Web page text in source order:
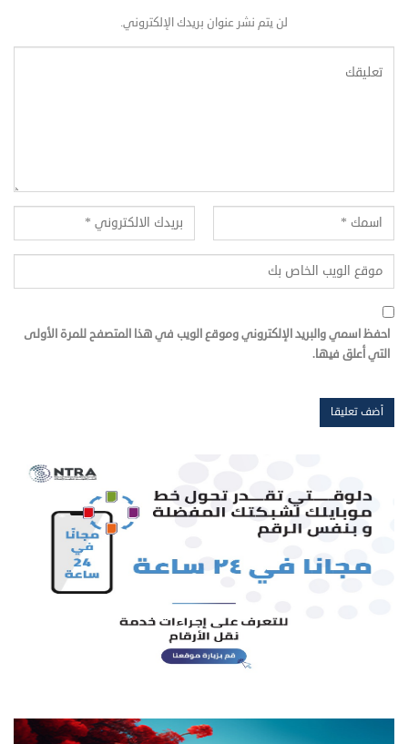
لن يتم نشر عنوان بريدك الإلكتروني.
احفظ اسمي والبريد الإلكتروني وموقع الويب في هذا المتصفح للمرة الأولى
التي أعلق فيها.